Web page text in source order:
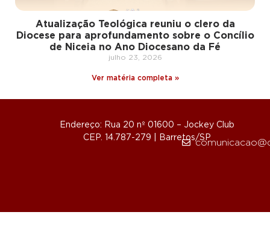
Atualização Teológica reuniu o clero da
Diocese para aprofundamento sobre o Concílio
de Niceia no Ano Diocesano da Fé
julho 23, 2026
Ver matéria completa »
Endereço: Rua 20 nº 01600 – Jockey Club
CEP. 14.787-279 | Barretos/SP